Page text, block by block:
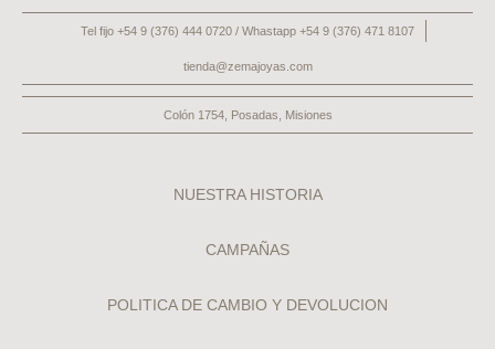
Tel fijo +54 9 (376) 444 0720 / Whastapp +54 9 (376) 471 8107
tienda@zemajoyas.com
Colón 1754, Posadas, Misiones
NUESTRA HISTORIA
CAMPAÑAS
POLITICA DE CAMBIO Y DEVOLUCION